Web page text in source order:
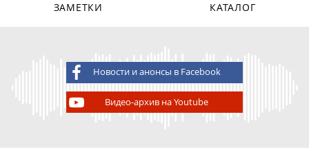
ЗАМЕТКИ
КАТАЛОГ
Новости и анонсы в Facebook
Видео-архив на Youtube